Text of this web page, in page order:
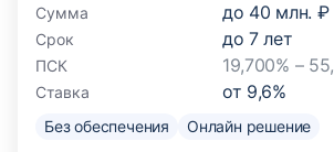
Сумма
до 40 млн. ₽
Срок до7лет
ПСК 19,700% –
Ставка от 9,6%
Без обеспечения Онлайн решение